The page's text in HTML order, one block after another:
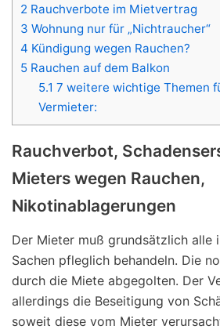
2 Rauchverbote im Mietvertrag
3 Wohnung nur für „Nichtraucher“
4 Kündigung wegen Rauchen?
5 Rauchen auf dem Balkon
5.1 7 weitere wichtige Themen
Vermieter:
Rauchverbot,
Mieters wegen Rauchen,
Nikotinablagerungen
Der Mieter muß grundsätzlich alle
Sachen pfleglich behandeln. Die
durch die Miete abgegolten. Der
allerdings die Beseitigung von
soweit diese vom Mieter